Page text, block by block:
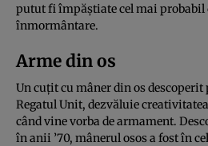
putut fi împăștiate cel mai probabil
înmormântare.
Arme din os
Un cuțit cu mâner din os
Regatul Unit, dezvăluie
când vine vorba de armament.
în anii ’70, mânerul osos a fost în